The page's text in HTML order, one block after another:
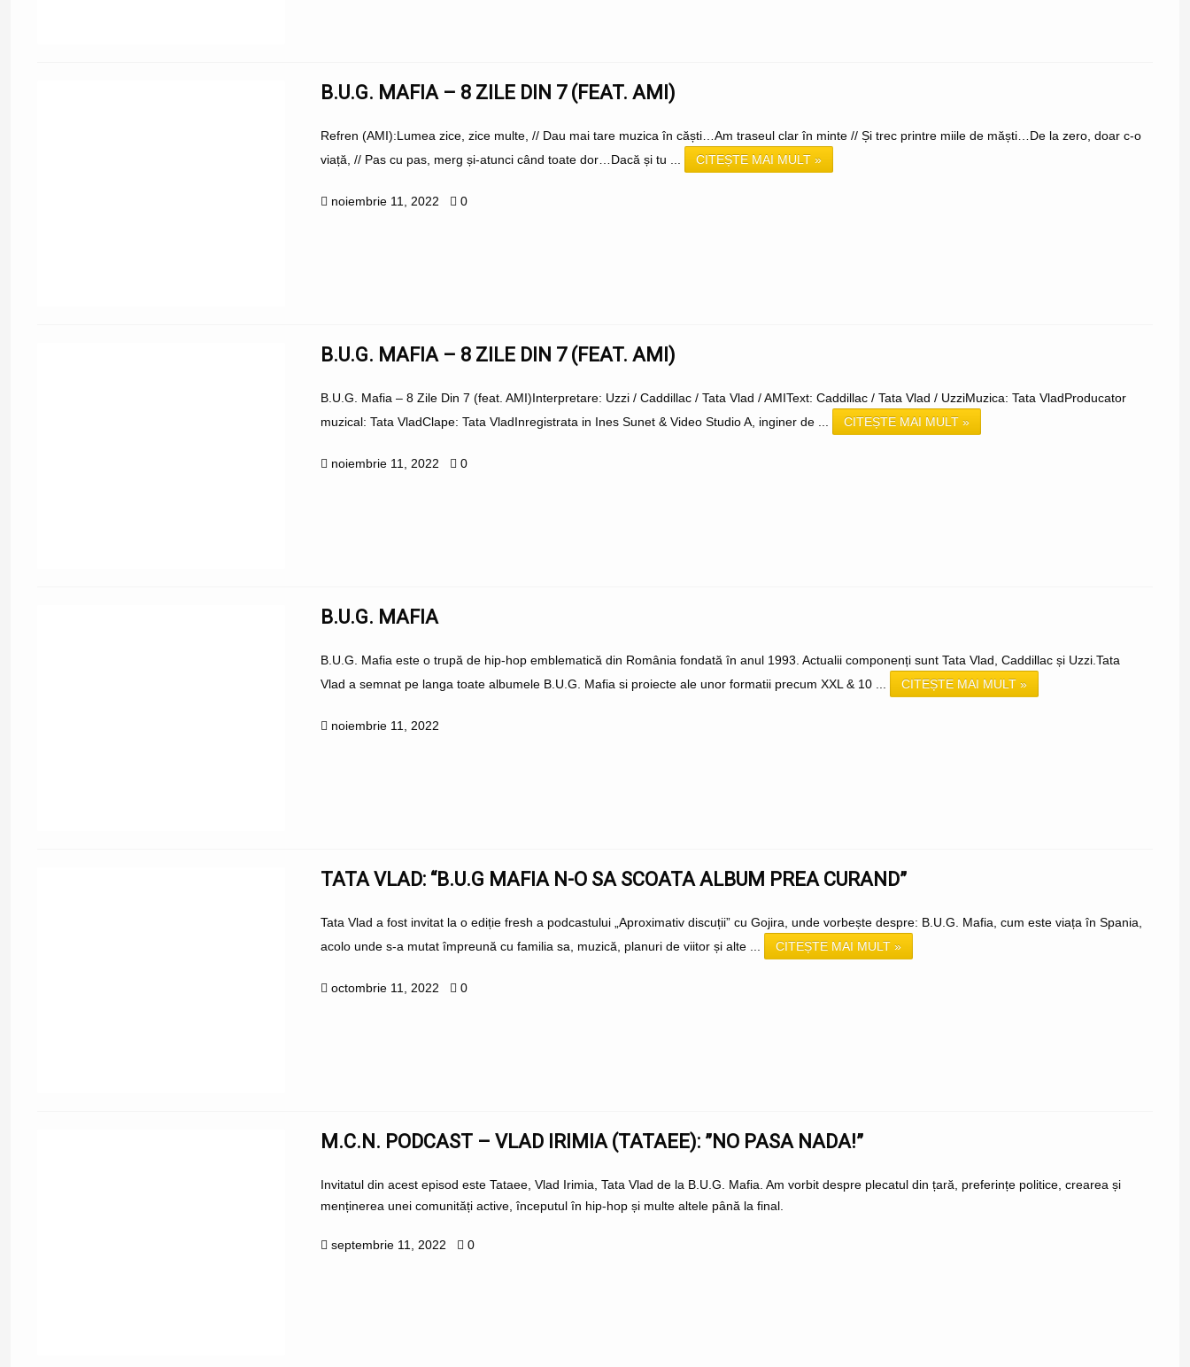
B.U.G. MAFIA – 8 ZILE DIN 7 (FEAT. AMI)
Refren (AMI):Lumea zice, zice multe, // Dau mai tare muzica în căști…Am traseul clar în minte // Și trec printre miile de măști…De la zero, doar c-o
viață, // Pas cu pas, merg și-atunci când toate dor…Dacă și tu ...
CITEȘTE MAI MULT »
noiembrie 11, 2022 0
B.U.G. MAFIA – 8 ZILE DIN 7 (FEAT. AMI)
B.U.G. Mafia – 8 Zile Din 7 (feat. AMI)Interpretare: Uzzi / Caddillac / Tata Vlad / AMIText: Caddillac / Tata Vlad / UzziMuzica: Tata VladProducator
muzical: Tata VladClape: Tata VladInregistrata in Ines Sunet & Video Studio A, inginer de ...
CITEȘTE MAI MULT »
noiembrie 11, 2022 0
B.U.G. MAFIA
B.U.G. Mafia este o trupă de hip-hop emblematică din România fondată în anul 1993. Actualii componenți sunt Tata Vlad, Caddillac și Uzzi.Tata
Vlad a semnat pe langa toate albumele B.U.G. Mafia si proiecte ale unor formatii precum XXL & 10 ...
CITEȘTE MAI MULT »
noiembrie 11, 2022
TATA VLAD: “B.U.G MAFIA N-O SA SCOATA ALBUM PREA CURAND”
Tata Vlad a fost invitat la o ediție fresh a podcastului „Aproximativ discuții” cu Gojira, unde vorbește despre: B.U.G. Mafia, cum este viața în Spania,
acolo unde s-a mutat împreună cu familia sa, muzică, planuri de viitor și alte ...
CITEȘTE MAI MULT »
octombrie 11, 2022 0
M.C.N. PODCAST – VLAD IRIMIA (TATAEE): ”NO PASA NADA!”
Invitatul din acest episod este Tataee, Vlad Irimia, Tata Vlad de la B.U.G. Mafia. Am vorbit despre plecatul din țară, preferințe politice, crearea și
menținerea unei comunități active, începutul în hip-hop și multe altele până la final.
septembrie 11, 2022 0